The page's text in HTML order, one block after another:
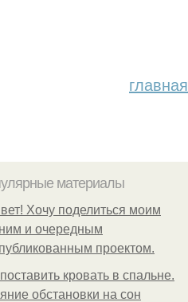
главная
материалы
Хочу поделиться моим
и очередным
проектом.
кровать в спальне.
обстановки на сон